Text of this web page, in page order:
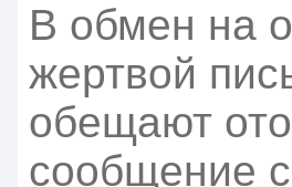
В обмен на
жертвой
обещают
сообщение